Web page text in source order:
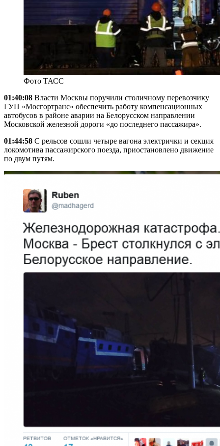
Фото ТАСС
01:40:08 Власти Москвы поручили столичному перевозчику
ГУП «Мосгортранс» обеспечить работу компенсационных
автобусов в районе аварии на Белорусском направлении
Московской железной дороги «до последнего пассажира».
01:44:58 С рельсов сошли четыре вагона электрички и секция
локомотива пассажирского поезда, приостановлено движение
по двум путям.